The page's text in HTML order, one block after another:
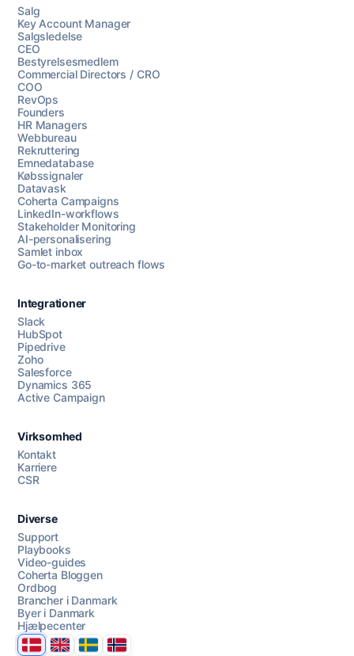
Chat med os
AI Campaign Assist
Salg
Key Account Manager
Salgsledelse
CEO
Bestyrelsesmedlem
Commercial Directors / CRO
COO
RevOps
Founders
HR Managers
Webbureau
Rekruttering
Emnedatabase
Købssignaler
Datavask
Coherta Campaigns
LinkedIn-workflows
Stakeholder Monitoring
AI-personalisering
Samlet inbox
Go-to-market outreach flows
Integrationer
Slack
HubSpot
Pipedrive
Zoho
Salesforce
Dynamics 365
Active Campaign
Virksomhed
Kontakt
Karriere
CSR
Diverse
Support
Playbooks
Video-guides
Coherta Bloggen
Ordbog
Brancher i Danmark
Byer i Danmark
Hjælpecenter
DanmarkUnited Kingdom
SverigeNorge